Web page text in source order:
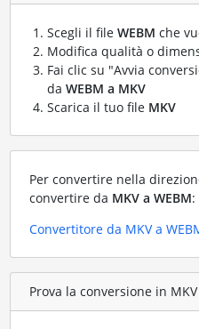
Scegli il file WEBM che
Modifica qualità o
Fai clic su "Avvia
da WEBM a MKV
Scarica il tuo file MKV
Per convertire nella
convertire da MKV a WEBM:
Convertitore da MKV a
Prova la conversione in